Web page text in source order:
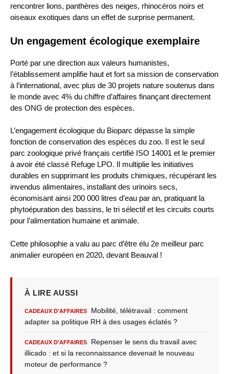
rencontrer lions, panthères des neiges, rhinocéros noirs et
oiseaux exotiques dans un effet de surprise permanent.
Un engagement écologique exemplaire
Porté par une direction aux valeurs humanistes,
l’établissement amplifie haut et fort sa mission de conservation
à l’international, avec plus de 30 projets nature soutenus dans
le monde avec 4% du chiffre d’affaires finançant directement
des ONG de protection des espèces.
L’engagement écologique du Bioparc dépasse la simple
fonction de conservation des espèces du zoo. Il est le seul
parc zoologique privé français certifié ISO 14001 et le premier
à avoir été classé Refuge LPO. Il multiplie les initiatives
durables en supprimant les produits chimiques, récupérant les
invendus alimentaires, installant des urinoirs secs,
économisant ainsi 200 000 litres d’eau par an, pratiquant la
phytoépuration des bassins, le tri sélectif et les circuits courts
pour l’alimentation humaine et animale.
Cette philosophie a valu au parc d’être élu 2e meilleur parc
animalier européen en 2020, devant Beauval !
À LIRE AUSSI
CADEAUX D'AFFAIRES
Mobilité, télétravail : comment
adapter sa politique RH à des usages éclatés ?
CADEAUX D'AFFAIRES
Repenser le sens du travail avec
illicado : et si la reconnaissance devenait le nouveau
moteur de performance ?